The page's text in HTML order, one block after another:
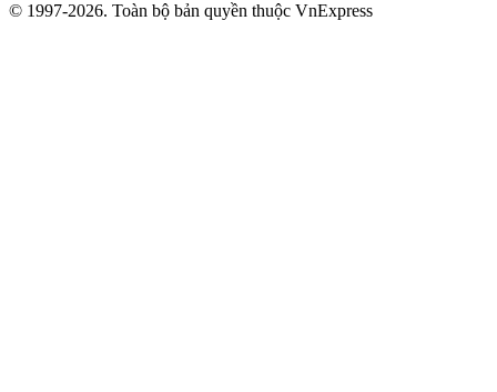
© 1997-2026. Toàn bộ bản quyền thuộc VnExpress